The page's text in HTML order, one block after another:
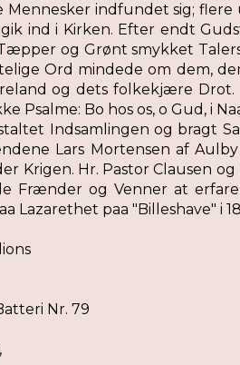
indfundet sig; flere
ind i Kirken. Efter endt
og Grønt smykket
Ord mindede om dem,
og dets folkekjære
Psalme: Bo hos os, o Gud, i
Indsamlingen og bragt
Lars Mortensen af
Krigen. Hr. Pastor Clausen
Frænder og Venner at
Lazarethet paa "Billeshave" i
Nr. 79